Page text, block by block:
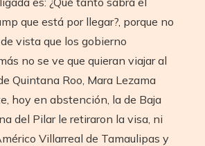
que está por llegar?, porque no
vista que los gobierno
no se ve que quieran viajar al
Quintana Roo, Mara Lezama
hoy en abstención, la de Baja
del Pilar le retiraron la visa, ni
Villarreal de Tamaulipas y